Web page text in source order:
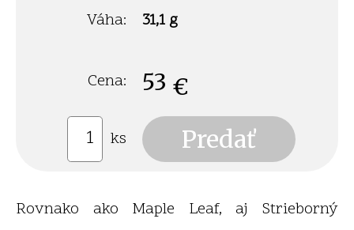
Váha:
31,1 g
Cena: 53 €
ks
Rovnako ako Maple Leaf, aj Strieborný